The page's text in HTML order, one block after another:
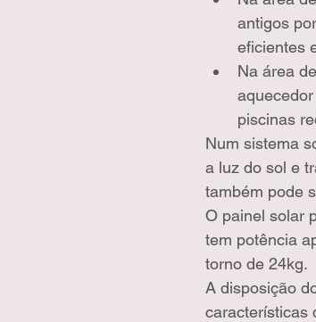
antigos
eficientes
Na área
piscinas
Num sistema
a luz do sol e
também pode
O painel solar
tem potência
torno de 24kg.
A disposição
características